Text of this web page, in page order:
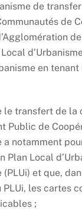
de
de
en
le transfert de la
Public de
a notamment
Plan Local
et que,
PLUi, les cartes
;